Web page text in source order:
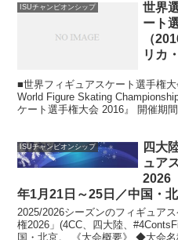
ISUチャンピオンシップ
世界
ート
（
リカ
■世界フィギュアスケート選手権
World Figure Skating
ケート選手権大会 2016』 開催期
ISUチャンピオンシップ
四大
ュア
2026
年1月21日～25日／中国・北
2025/2026シーズンのフィギュア
権2026」(4CC、四大陸、
国・北京。 《大会概要》 ◆大会